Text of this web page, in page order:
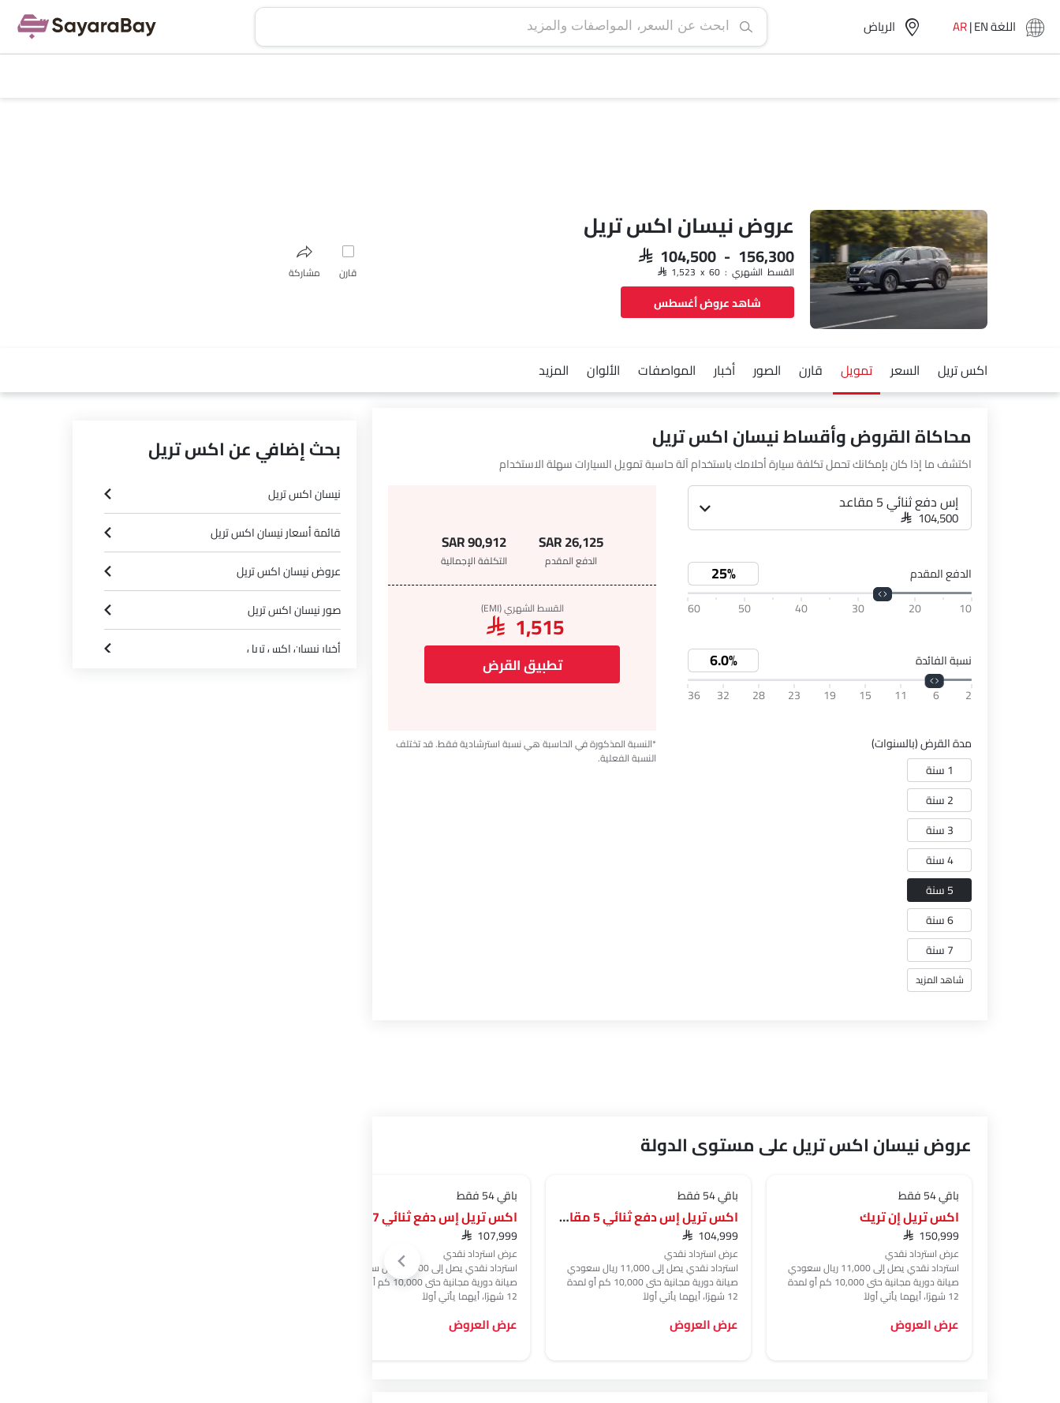
الرياض‎ اللغةEN
|
AR
عروض نيسان اكس تريل
SAR 104,500 - 156,300
القسط الشهري : SAR 1,523 x 60
شاهد عروض أغسطس
قارن مشاركة
اكس تريل السعر تمويل قارن الصور أخبار المواصفات الألوان المزيد
محاكاة القروض وأقساط نيسان اكس تريل
اكتشف ما إذا كان بإمكانك تحمل تكلفة سيارة أحلامك باستخدام آلة حاسبة تمويل السيارات سهلة الاستخدام
إس دفع ثنائي 5 مقاعد
SAR 104,500
الدفع المقدم
10
20
30
40
50
60
نسبة الفائدة
2
6
11
15
19
23
28
32
36
مدة القرض (بالسنوات)
1 سنة
2 سنة
3 سنة
4 سنة
5 سنة
6 سنة
7 سنة
شاهد المزيد
القسط الشهري (EMI)
SAR 1,515
تطبيق القرض
SAR 26,125
الدفع المقدم
SAR 90,912
التكلفة الإجمالية
*النسبة المذكورة في الحاسبة هي نسبة استرشادية فقط. قد تختلف
النسبة الفعلية.
عروض نيسان اكس تريل على مستوى الدولة
باقي 54 فقط
اكس تريل إن تريك
SAR 150,999
عرض استرداد نقدي
استرداد نقدي يصل إلى 11,000 ريال سعودي
صيانة دورية مجانية حتى 10,000 كم أو لمدة
12 شهرًا، أيهما يأتي أولاً
عرض العروض
باقي 54 فقط
اكس تريل إس دفع ثنائي 5 مقاعد
SAR 104,999
عرض استرداد نقدي
استرداد نقدي يصل إلى 11,000 ريال سعودي
صيانة دورية مجانية حتى 10,000 كم أو لمدة
12 شهرًا، أيهما يأتي أولاً
عرض العروض
باقي 54 فقط
SAR 107,999
عرض استرداد نقدي
استرداد نقدي يصل إلى 11,000 ريال سعودي
صيانة دورية مجانية حتى 10,000 كم أو لمدة
12 شهرًا، أيهما يأتي أولاً
عرض العروض
بحث إضافي عن اكس تريل
نيسان اكس تريل
قائمة أسعار نيسان اكس تريل
عروض نيسان اكس تريل
صور نيسان اكس تريل
أخبار نيسان اكس تريل